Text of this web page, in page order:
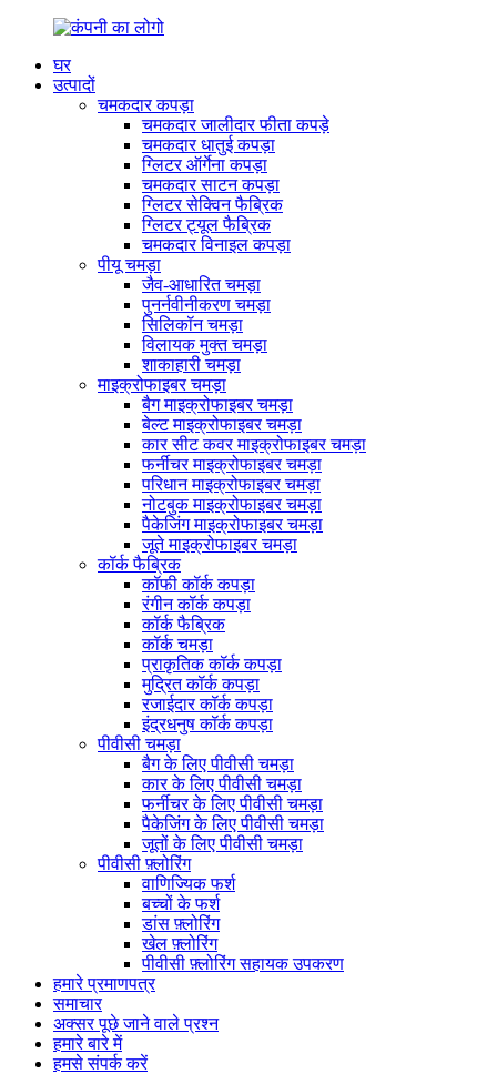
घर
उत्पादों
चमकदार कपड़ा
चमकदार जालीदार फीता कपड़े
चमकदार धातुई कपड़ा
ग्लिटर ऑर्गेना कपड़ा
चमकदार साटन कपड़ा
ग्लिटर सेक्विन फैब्रिक
ग्लिटर ट्यूल फैब्रिक
चमकदार विनाइल कपड़ा
पीयू चमड़ा
जैव-आधारित चमड़ा
पुनर्नवीनीकरण चमड़ा
सिलिकॉन चमड़ा
विलायक मुक्त चमड़ा
शाकाहारी चमड़ा
माइक्रोफाइबर चमड़ा
बैग माइक्रोफाइबर चमड़ा
बेल्ट माइक्रोफाइबर चमड़ा
कार सीट कवर माइक्रोफाइबर चमड़ा
फर्नीचर माइक्रोफाइबर चमड़ा
परिधान माइक्रोफाइबर चमड़ा
नोटबुक माइक्रोफाइबर चमड़ा
पैकेजिंग माइक्रोफाइबर चमड़ा
जूते माइक्रोफाइबर चमड़ा
कॉर्क फैब्रिक
कॉफी कॉर्क कपड़ा
रंगीन कॉर्क कपड़ा
कॉर्क फैब्रिक
कॉर्क चमड़ा
प्राकृतिक कॉर्क कपड़ा
मुद्रित कॉर्क कपड़ा
रजाईदार कॉर्क कपड़ा
इंद्रधनुष कॉर्क कपड़ा
पीवीसी चमड़ा
बैग के लिए पीवीसी चमड़ा
कार के लिए पीवीसी चमड़ा
फर्नीचर के लिए पीवीसी चमड़ा
पैकेजिंग के लिए पीवीसी चमड़ा
जूतों के लिए पीवीसी चमड़ा
पीवीसी फ़्लोरिंग
वाणिज्यिक फर्श
बच्चों के फर्श
डांस फ़्लोरिंग
खेल फ़्लोरिंग
पीवीसी फ़्लोरिंग सहायक उपकरण
हमारे प्रमाणपत्र
समाचार
अक्सर पूछे जाने वाले प्रश्न
हमारे बारे में
हमसे संपर्क करें